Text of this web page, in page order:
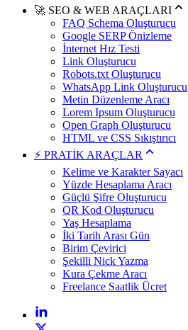
🚀 SEO & WEB ARAÇLARI
FAQ Schema Oluşturucu
Google SERP Önizleme
İnternet Hız Testi
Link Oluşturucu
Robots.txt Oluşturucu
WhatsApp Link Oluşturucu
Metin Düzenleme Aracı
Lorem Ipsum Oluşturucu
Open Graph Oluşturucu
HTML ve CSS Sıkıştırıcı
⚡ PRATİK ARAÇLAR
Kelime ve Karakter Sayacı
Yüzde Hesaplama Aracı
Güçlü Şifre Oluşturucu
QR Kod Oluşturucu
Yaş Hesaplama
İki Tarih Arası Gün
Birim Çevirici
Şekilli Nick Yazma
Kura Çekme Aracı
Freelance Saatlik Ücret